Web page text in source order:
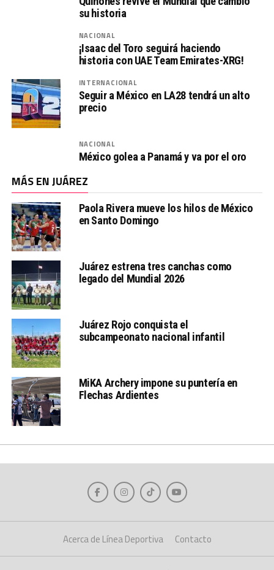
su historia
NACIONAL
¡Isaac del Toro seguirá haciendo
historia con UAE Team Emirates-XRG!
INTERNACIONAL
Seguir a México en LA28 tendrá un alto
precio
NACIONAL
México golea a Panamá y va por el oro
MÁS EN JUÁREZ
Paola Rivera mueve los hilos de México
en Santo Domingo
Juárez estrena tres canchas como
legado del Mundial 2026
Juárez Rojo conquista el
subcampeonato nacional infantil
MiKA Archery impone su puntería en
Flechas Ardientes
Acerca de Línea Deportiva Contacto